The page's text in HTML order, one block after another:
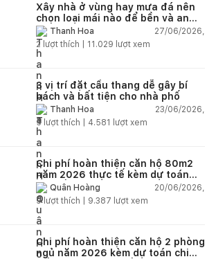
Xây nhà ở vùng hay mưa đá nên
chọn loại mái nào để bền và an
toàn?Thanh Hoa
27/06/2026,
2 lượt thích | 11.029 lượt xem
3 vị trí đặt cầu thang dễ gây bí
bách và bất tiện cho nhà phố
Thanh Hoa
23/06/2026,
5 lượt thích | 4.581 lượt xem
Chi phí hoàn thiện căn hộ 80m2
năm 2026 thực tế kèm dự toán
chi tiết từng hạng mục
Quân Hoàng
20/06/2026,
9lượt thích | 9.387 lượt xem
Chi phí hoàn thiện căn hộ 2 phòng
ngủ năm 2026 kèm dự toán chi